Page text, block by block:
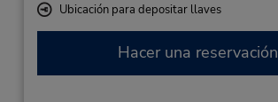
Ubicación para depositar llaves
Hacer una reservación